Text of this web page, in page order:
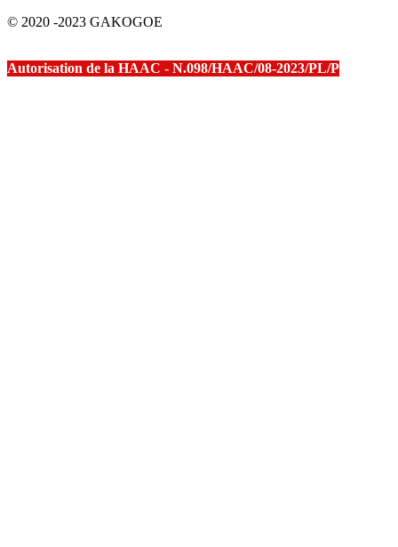
© 2020 -2023 GAKOGOE
Autorisation de la HAAC - N.098/HAAC/08-2023/PL/P